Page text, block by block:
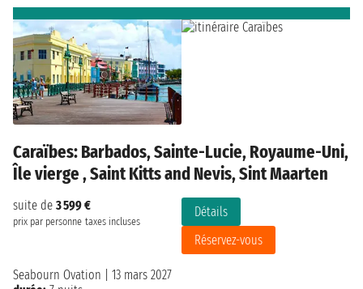
Caraïbes: Barbados, Sainte-Lucie, Royaume-Uni,
Île vierge , Saint Kitts and Nevis, Sint Maarten
suite de 3 599 €
prix par personne taxes incluses
Détails
Réservez-vous
Seabourn Ovation
13 mars 2027